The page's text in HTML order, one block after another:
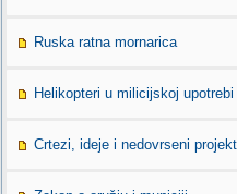
Ruska ratna mornarica
Helikopteri u milicijskoj upotrebi
Crtezi, ideje i nedovrseni